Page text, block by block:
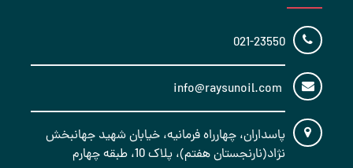
021-23550
پاسداران، چهارراه فرمانیه، خیابان شهید جهانبخش
نژاد(نارنجستان هفتم)، پلاک 10، طبقه چهارم